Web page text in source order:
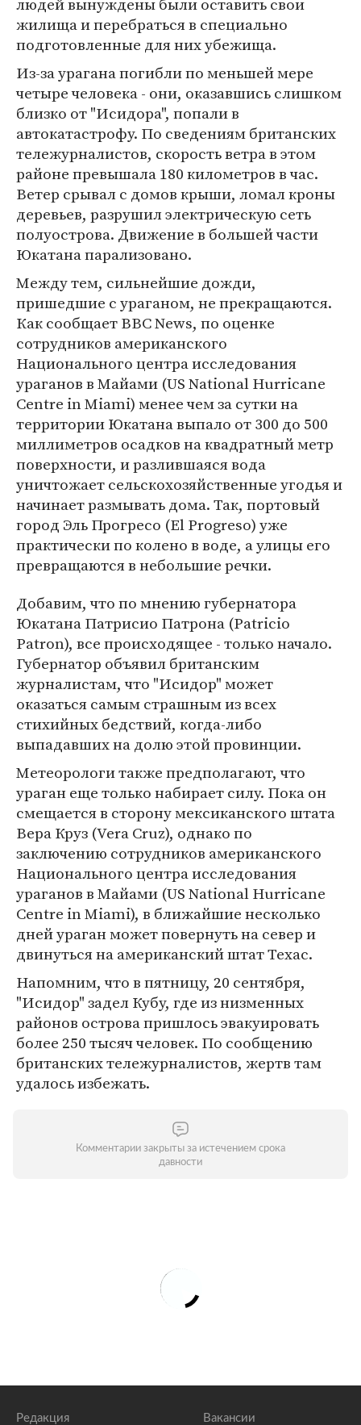
жилища и перебраться в специально
подготовленные для них убежища.
Из-за урагана погибли по меньшей мере
четыре человека - они, оказавшись слишком
близко от "Исидора", попали в
автокатастрофу. По сведениям британских
тележурналистов, скорость ветра в этом
районе превышала 180 километров в час.
Ветер срывал с домов крыши, ломал кроны
деревьев, разрушил электрическую сеть
полуострова. Движение в большей части
Юкатана парализовано.
Между тем, сильнейшие дожди,
пришедшие с ураганом, не прекращаются.
Как сообщает BBC News, по оценке
сотрудников американского
Национального центра исследования
ураганов в Майами (US National Hurricane
Centre in Miami) менее чем за сутки на
территории Юкатана выпало от 300 до 500
миллиметров осадков на квадратный метр
поверхности, и разлившаяся вода
уничтожает сельскохозяйственные угодья и
начинает размывать дома. Так, портовый
город Эль Прогресо (El Progreso) уже
практически по колено в воде, а улицы его
превращаются в небольшие речки.
Добавим, что по мнению губернатора
Юкатана Патрисио Патрона (Patricio
Patron), все происходящее - только начало.
Губернатор объявил британским
журналистам, что "Исидор" может
оказаться самым страшным из всех
стихийных бедствий, когда-либо
выпадавших на долю этой провинции.
Метеорологи также предполагают, что
ураган еще только набирает силу. Пока он
смещается в сторону мексиканского штата
Вера Круз (Vera Cruz), однако по
заключению сотрудников американского
Национального центра исследования
ураганов в Майами (US National Hurricane
Centre in Miami), в ближайшие несколько
дней ураган может повернуть на север и
двинуться на американский штат Техас.
Напомним, что в пятницу, 20 сентября,
"Исидор" задел Кубу, где из низменных
районов острова пришлось эвакуировать
более 250 тысяч человек. По сообщению
британских тележурналистов, жертв там
удалось избежать.
Комментарии закрыты за истечением срока
давности
Редакция Вакансии